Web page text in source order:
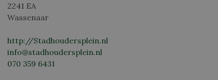
2241 EA
Wassenaar
http://Stadhoudersplein.nl
info@stadhoudersplein.nl
070 359 6431